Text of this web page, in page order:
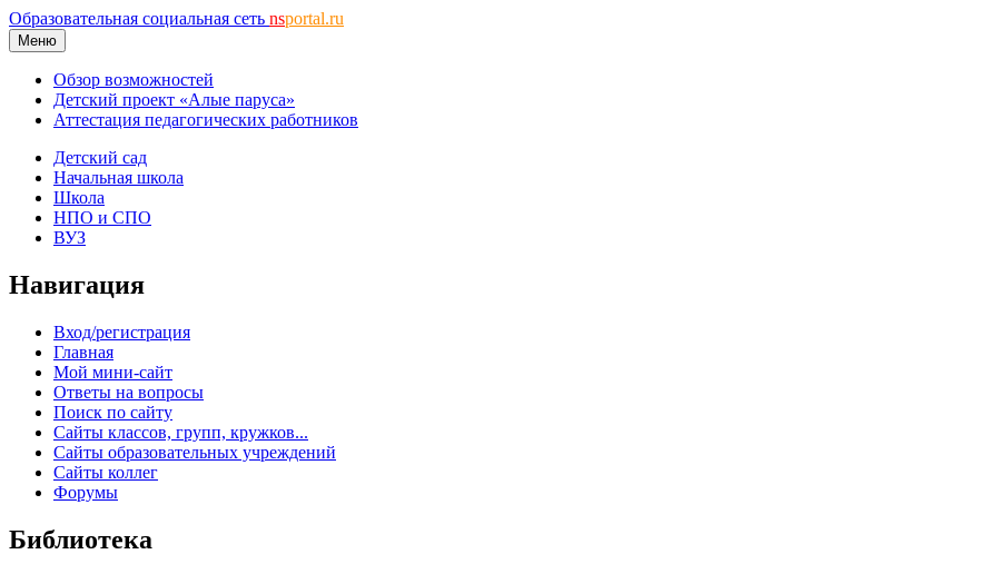
Образовательная социальная сеть nsportal.ru
Меню
Обзор возможностей
Детский проект «Алые паруса»
Аттестация педагогических работников
Детский сад
Начальная школа
Школа
НПО и СПО
ВУЗ
Навигация
Вход/регистрация
Главная
Мой мини-сайт
Ответы на вопросы
Поиск по сайту
Сайты классов, групп, кружков...
Сайты образовательных учреждений
Сайты коллег
Форумы
Библиотека